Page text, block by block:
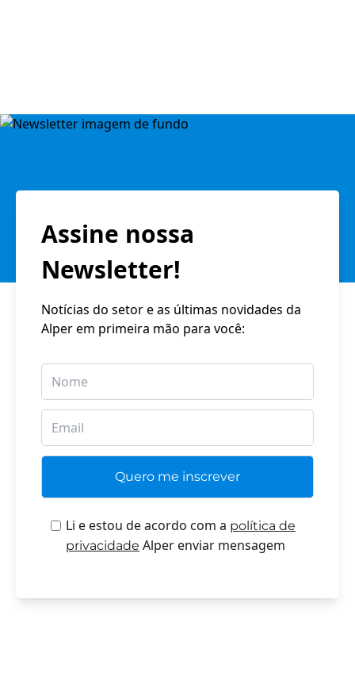
Assine nossa
Newsletter!
Notícias do setor e as últimas novidades da
Alper em primeira mão para você:
Li e estou de acordo com a política de
privacidade Alper enviar mensagem